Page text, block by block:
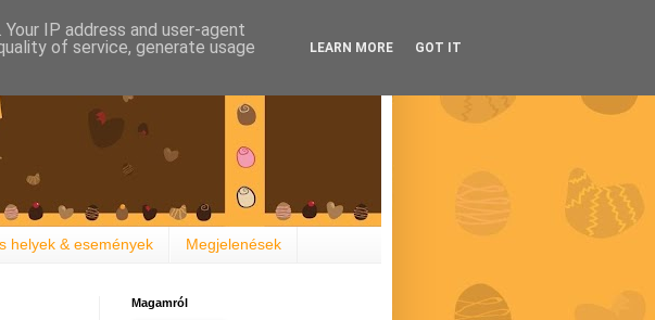
helyek & események Megjelenések
Magamról
IP address and user-agent
of service, generate usage
LEARN MORE GOT IT